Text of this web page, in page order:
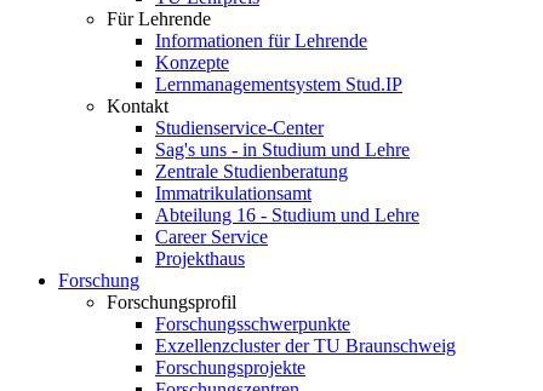
Für Lehrende
Informationen für Lehrende
Konzepte
Lernmanagementsystem Stud.IP
Kontakt
Studienservice-Center
Sag's uns - in Studium und Lehre
Zentrale Studienberatung
Immatrikulationsamt
Abteilung 16 - Studium und Lehre
Career Service
Projekthaus
Forschung
Forschungsprofil
Forschungsschwerpunkte
Exzellenzcluster der TU Braunschweig
Forschungsprojekte